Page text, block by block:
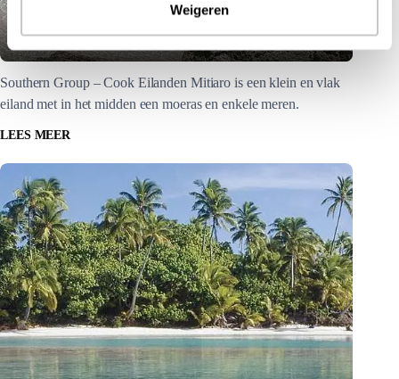
Weigeren
Southern Group – Cook Eilanden Mitiaro is een klein en vlak
eiland met in het midden een moeras en enkele meren.
LEES MEER